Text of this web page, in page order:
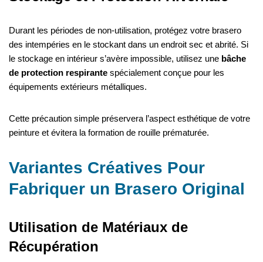
Durant les périodes de non-utilisation, protégez votre brasero
des intempéries en le stockant dans un endroit sec et abrité. Si
le stockage en intérieur s’avère impossible, utilisez une bâche
de protection respirante spécialement conçue pour les
équipements extérieurs métalliques.
Cette précaution simple préservera l’aspect esthétique de votre
peinture et évitera la formation de rouille prématurée.
Variantes Créatives Pour
Fabriquer un Brasero Original
Utilisation de Matériaux de
Récupération